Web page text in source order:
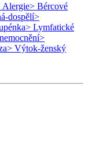
Alergie> Bércové
dospělí>
> Lymfatické
>
> Výtok-ženský